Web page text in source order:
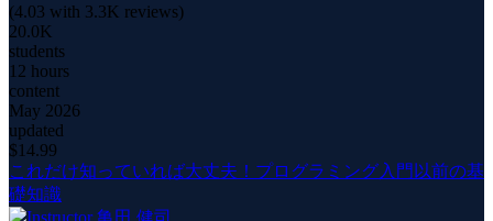
(4.03 with 3.3K reviews)
20.0K
students
12 hours
content
May 2026
updated
$14.99
これだけ知っていれば大丈夫！プログラミング入門以前の基
礎知識